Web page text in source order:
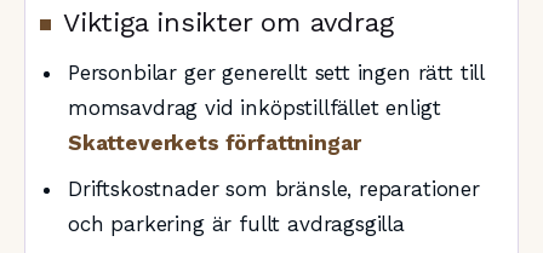
Viktiga insikter om avdrag
Personbilar ger generellt sett ingen rätt till
momsavdrag vid inköpstillfället enligt
Skatteverkets författningar
Driftskostnader som bränsle, reparationer
och parkering är fullt avdragsgilla